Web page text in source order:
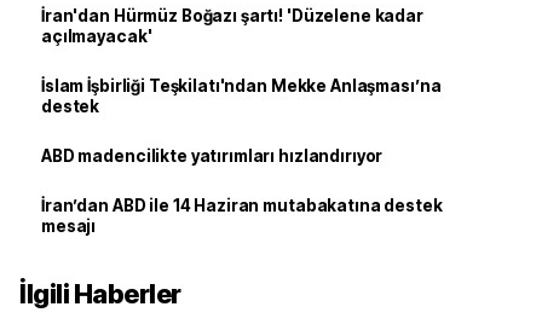
İran'dan Hürmüz Boğazı şartı! 'Düzelene kadar
açılmayacak'
İslam İşbirliği Teşkilatı'ndan Mekke Anlaşması’na
destek
ABD madencilikte yatırımları hızlandırıyor
İran’dan ABD ile 14 Haziran mutabakatına destek
mesajı
İlgili Haberler